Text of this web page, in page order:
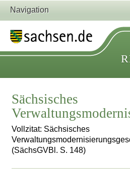
Navigation
Sächsisches
Vollzitat: Sächsisches
(SächsGVBl. S. 148)